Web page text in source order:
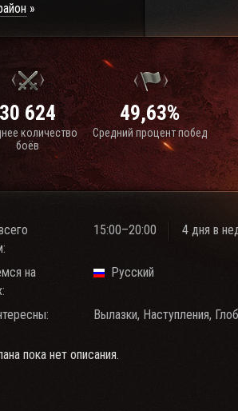
30 624
количество
боёв
49,63%
Средний процент побед
15:00–20:00 4 дня в
на
Русский
Вылазки, Наступления,
пока нет описания.